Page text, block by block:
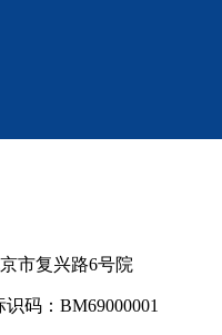
市复兴路6号院
码：BM69000001